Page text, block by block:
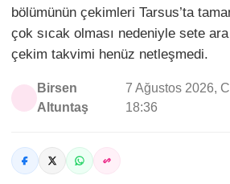
bölümünün çekimleri Tarsus’ta
çok sıcak olması nedeniyle sete
çekim takvimi henüz netleşmedi.
Birsen
Altuntaş
7 Ağustos 2026,
18:36